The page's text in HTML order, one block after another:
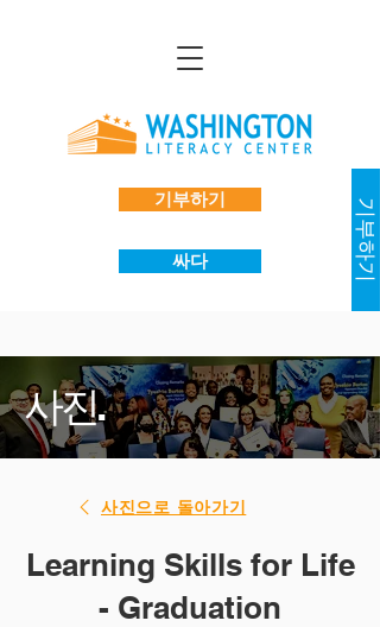
기부하기
싸다 기부하기
사진.
사진으로 돌아가기
Learning Skills for Life
- Graduation